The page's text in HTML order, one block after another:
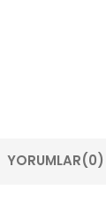
YORUMLAR(0)